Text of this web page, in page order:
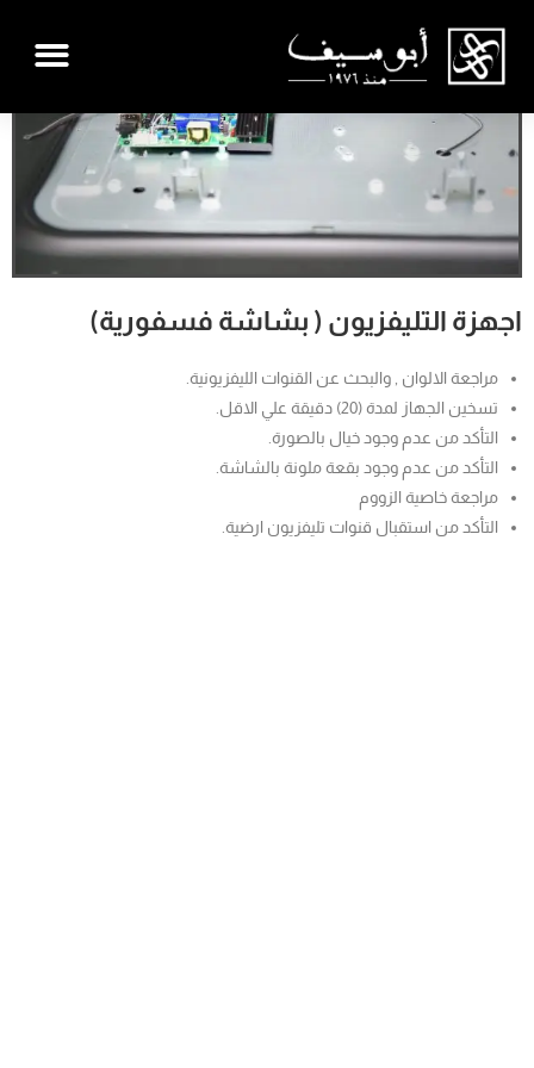
اجهزة التليفزيون ( بشاشة فسفورية)
مراجعة الالوان , والبحث عن القنوات الليفزيونية.
تسخين الجهاز لمدة (20) دقيقة علي الاقل.
التأكد من عدم وجود خيال بالصورة.
التأكد من عدم وجود بقعة ملونة بالشاشة.
مراجعة خاصية الزووم
التأكد من استقبال قنوات تليفزيون ارضية.